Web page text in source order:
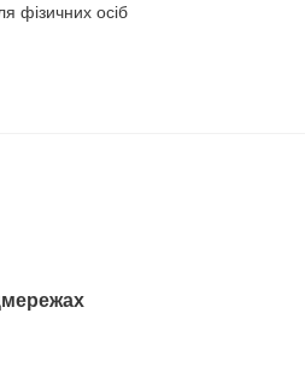
фізичних осіб